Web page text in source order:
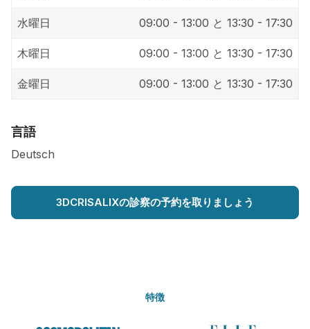
水曜日 09:00 - 13:00 と 13:30 - 17:30
木曜日 09:00 - 13:00 と 13:30 - 17:30
金曜日 09:00 - 13:00 と 13:30 - 17:30
言語
Deutsch
3DCRISALIXの診察の予約を取りましょう
特徴